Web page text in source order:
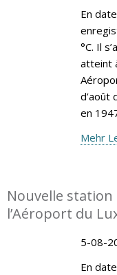
En
°C. Il
atteint
d’août
en
Mehr
Nouvelle
l’Aéroport du
5-08-
En